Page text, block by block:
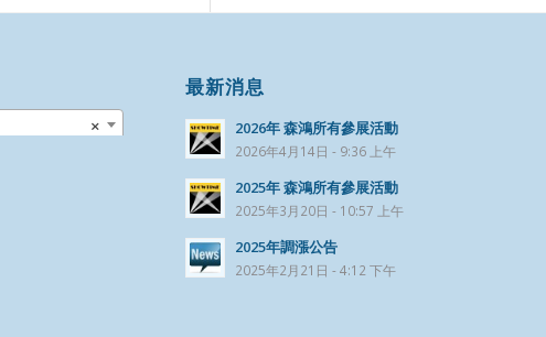
×
最新消息
2026年 森鴻所有參展活動
2026年4月14日 - 9:36 上午
2025年 森鴻所有參展活動
2025年3月20日 - 10:57 上午
2025年調漲公告
2025年2月21日 - 4:12 下午